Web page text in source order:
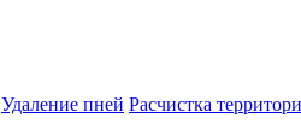
Удаление пней Расчистка